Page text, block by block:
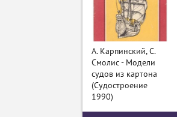
А. Карпинский, С.
Смолис - Модели
судов из картона
(Судостроение
1990)